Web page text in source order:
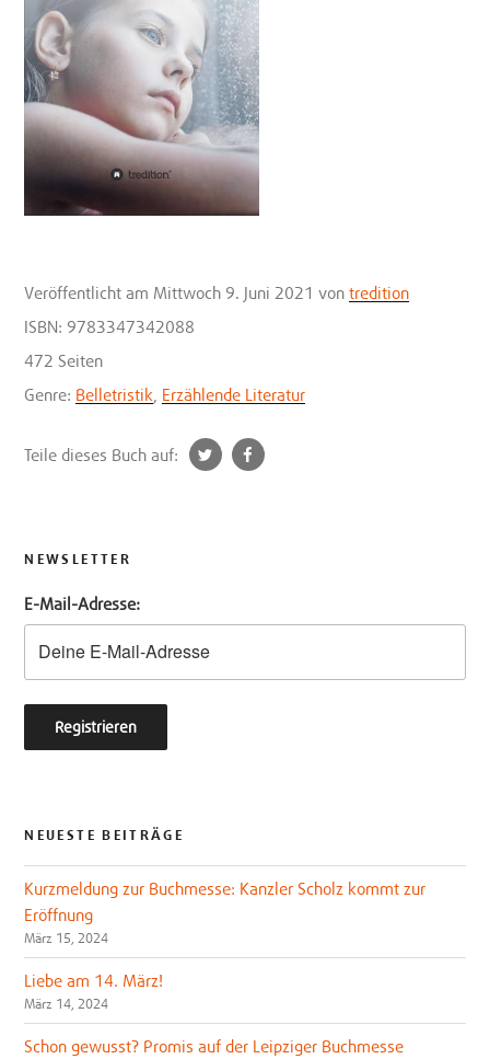
Veröffentlicht am Mittwoch 9. Juni 2021 vontredition
ISBN: 9783347342088
472 Seiten
Genre: Belletristik Erzählende Literatur
Teile dieses Buch auf:
t
NEWSLETTER
E-Mail-Adresse:
NEUESTE BEITRÄGE
Kurzmeldung zur Buchmesse: Kanzler Scholz kommt zur
Eröffnung
März 15, 2024
Liebe am 14. März!
März 14, 2024
Schon gewusst? Promis auf der Leipziger Buchmesse